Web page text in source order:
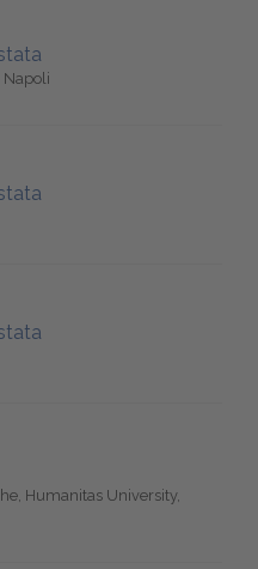
Napoli
Humanitas University,